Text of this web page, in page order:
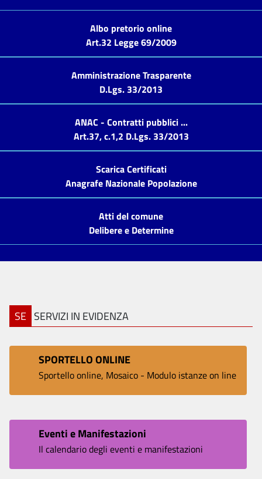
Albo pretorio online
Art.32 Legge 69/2009
Amministrazione Trasparente
D.Lgs. 33/2013
ANAC - Contratti pubblici ...
Art.37, c.1,2 D.Lgs. 33/2013
Scarica Certificati
Anagrafe Nazionale Popolazione
Atti del comune
Delibere e Determine
SE SERVIZI IN EVIDENZA
SPORTELLO ONLINE
Sportello online, Mosaico - Modulo istanze on line
Eventi e Manifestazioni
Il calendario degli eventi e manifestazioni